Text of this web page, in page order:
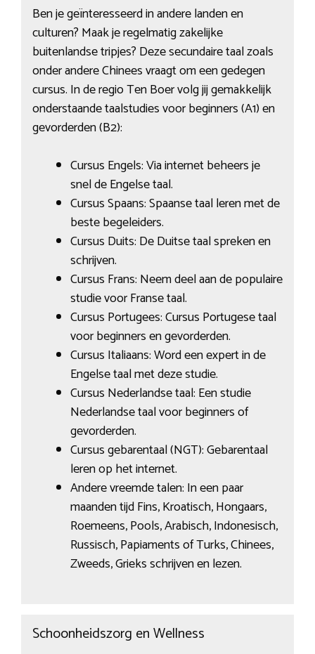
Ben je geïnteresseerd in andere landen en
culturen? Maak je regelmatig zakelijke
buitenlandse tripjes? Deze secundaire taal zoals
onder andere Chinees vraagt om een gedegen
cursus. In de regio Ten Boer volg jij gemakkelijk
onderstaande taalstudies voor beginners (A1) en
gevorderden (B2):
Cursus Engels: Via internet beheers je
snel de Engelse taal.
Cursus Spaans: Spaanse taal leren met de
beste begeleiders.
Cursus Duits: De Duitse taal spreken en
schrijven.
Cursus Frans: Neem deel aan de populaire
studie voor Franse taal.
Cursus Portugees: Cursus Portugese taal
voor beginners en gevorderden.
Cursus Italiaans: Word een expert in de
Engelse taal met deze studie.
Cursus Nederlandse taal: Een studie
Nederlandse taal voor beginners of
gevorderden.
Cursus gebarentaal (NGT): Gebarentaal
leren op het internet.
Andere vreemde talen: In een paar
maanden tijd Fins, Kroatisch, Hongaars,
Roemeens, Pools, Arabisch, Indonesisch,
Russisch, Papiaments of Turks, Chinees,
Zweeds, Grieks schrijven en lezen.
Schoonheidszorg en Wellness